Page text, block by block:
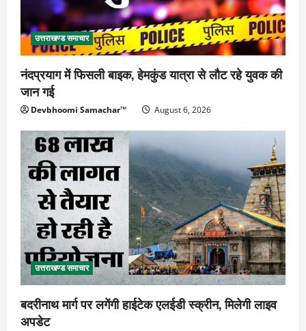
उत्तराखण्ड समाचार
नंदप्रयाग में फिसली बाइक, हेमकुंड यात्रा से लौट रहे युवक की
जान गई
Devbhoomi Samachar™ August 6, 2026
उत्तराखण्ड समाचार
बदरीनाथ मार्ग पर लगेंगी हाईटेक एलईडी स्क्रीन, मिलेगी लाइव
अपडेट